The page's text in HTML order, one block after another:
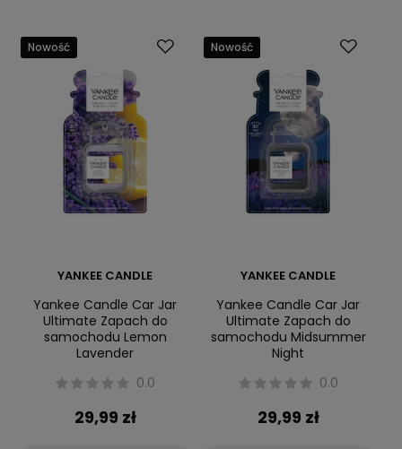
Nowość
YANKEE CANDLE
Yankee Candle Car Jar
Ultimate Zapach do
samochodu Lemon
Lavender
0.0
29,99 zł
Nowość
YANKEE CANDLE
Yankee Candle Car Jar
Ultimate Zapach do
samochodu Midsummer
Night
0.0
29,99 zł